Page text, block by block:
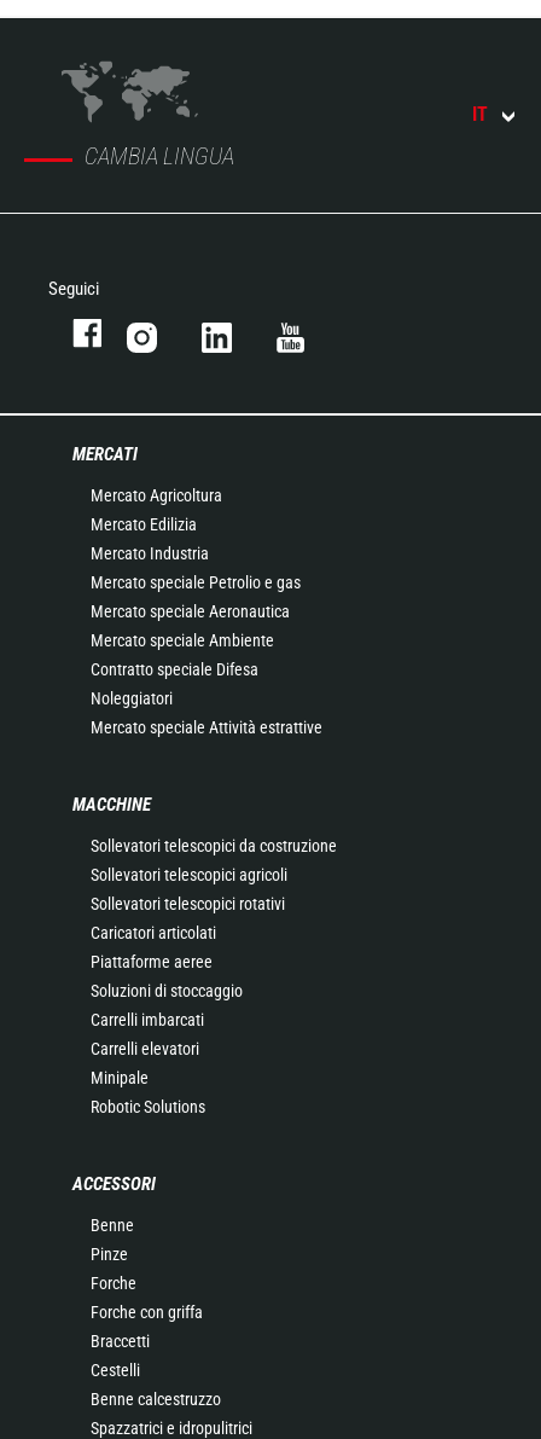
CAMBIA LINGUA
IT
Seguici
MERCATI
Mercato Agricoltura
Mercato Edilizia
Mercato Industria
Mercato speciale Petrolio e gas
Mercato speciale Aeronautica
Mercato speciale Ambiente
Contratto speciale Difesa
Noleggiatori
Mercato speciale Attività estrattive
MACCHINE
Sollevatori telescopici da costruzione
Sollevatori telescopici agricoli
Sollevatori telescopici rotativi
Caricatori articolati
Piattaforme aeree
Soluzioni di stoccaggio
Carrelli imbarcati
Carrelli elevatori
Minipale
Robotic Solutions
ACCESSORI
Benne
Pinze
Forche
Forche con griffa
Braccetti
Cestelli
Benne calcestruzzo
Spazzatrici e idropulitrici